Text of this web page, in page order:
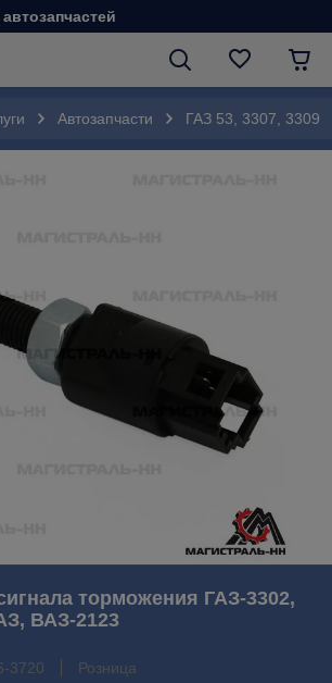
Автозапчасти ГАЗ 53, 3307, 3309
торможения ГАЗ-3302,
ВАЗ-2123
3720
Розница